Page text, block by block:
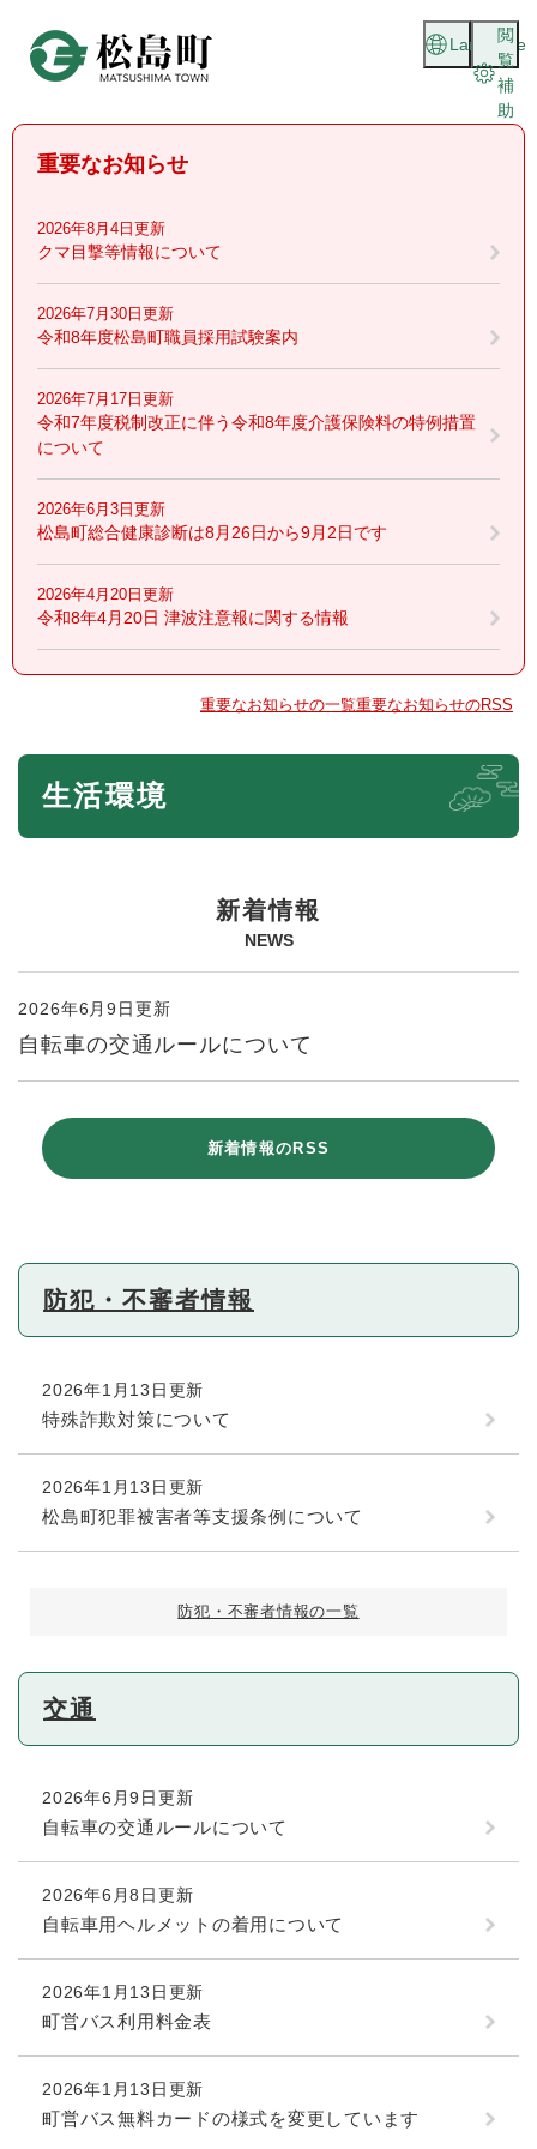
頭
閲
覧
補
助
Language
重要なお知らせ
2026年8月4日更新
クマ目撃等情報について
2026年7月30日更新
令和8年度松島町職員採用試験案内
2026年7月17日更新
令和7年度税制改正に伴う令和8年度介護保険料の特例措置
について
2026年6月3日更新
松島町総合健康診断は8月26日から9月2日です
2026年4月20日更新
令和8年4月20日 津波注意報に関する情報
重要なお知らせの一覧重要なお知らせのRSS
本
生活環境
新着情報
NEWS
2026年6月9日更新
自転車の交通ルールについて
新着情報のRSS
防犯・不審者情報
2026年1月13日更新
特殊詐欺対策について
2026年1月13日更新
松島町犯罪被害者等支援条例について
防犯・不審者情報の一覧
交通
2026年6月9日更新
自転車の交通ルールについて
2026年6月8日更新
自転車用ヘルメットの着用について
2026年1月13日更新
町営バス利用料金表
2026年1月13日更新
町営バス無料カードの様式を変更しています